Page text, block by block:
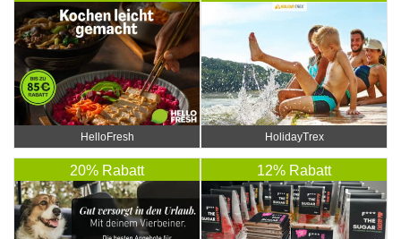
HelloFresh HolidayTrex
20% Rabatt 12% Rabatt